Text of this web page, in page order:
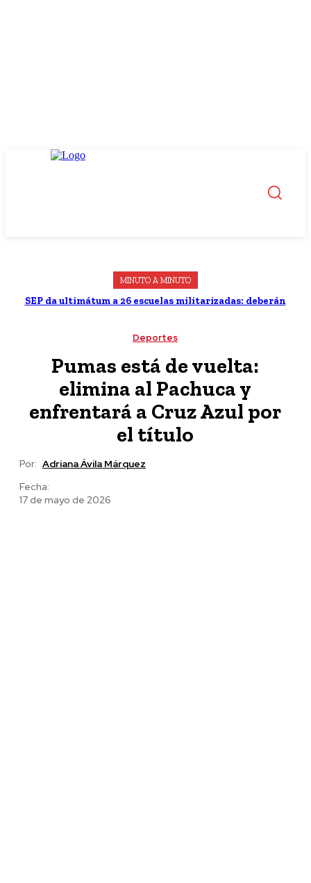
MINUTO A MINUTO
SEP da ultimátum a 26 escuelas militarizadas: deberán
Deportes
Pumas está de vuelta:
elimina al Pachuca y
enfrentará a Cruz Azul por
el título
Por: Adriana Ávila Márquez
Fecha:
17 de mayo de 2026